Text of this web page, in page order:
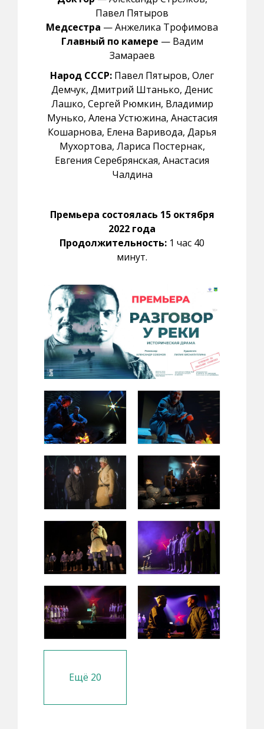
Павел Пятыров
Медсестра — Анжелика Трофимова
Главный по камере — Вадим
Замараев
Народ СССР: Павел Пятыров, Олег
Демчук, Дмитрий Штанько, Денис
Лашко, Сергей Рюмкин, Владимир
Мунько, Алена Устюжина, Анастасия
Кошарнова, Елена Варивода, Дарья
Мухортова, Лариса Постернак,
Евгения Серебрянская, Анастасия
Чалдина
Премьера состоялась 15 октября
2022 года
Продолжительность: 1 час 40
минут.
Ещё 20